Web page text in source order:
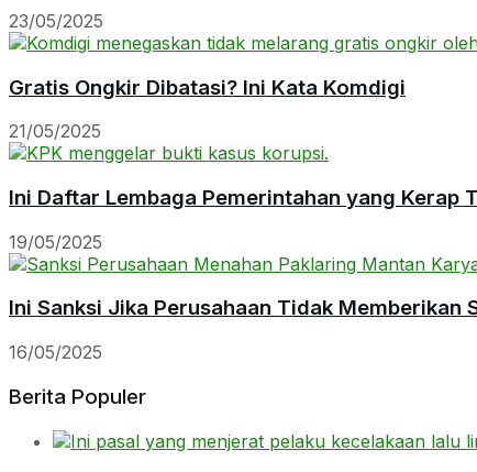
23/05/2025
Gratis Ongkir Dibatasi? Ini Kata Komdigi
21/05/2025
Ini Daftar Lembaga Pemerintahan yang Kerap
19/05/2025
Ini Sanksi Jika Perusahaan Tidak
16/05/2025
Berita Populer